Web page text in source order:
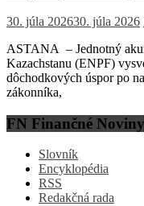
30. júla 202630. júla 2026
ASTANA – Jednotný
Kazachstanu (ENPF)
dôchodkových úspor po
zákonníka,
FN Finančné Noviny
Slovník
Encyklopédia
RSS
Redakčná rada